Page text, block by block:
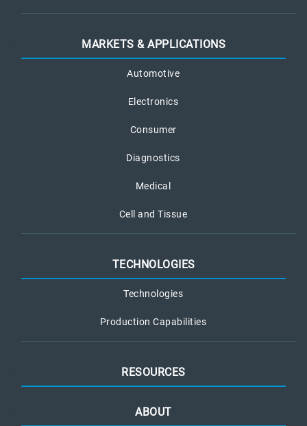
MARKETS & APPLICATIONS
Automotive
Electronics
Consumer
Diagnostics
Medical
Cell and Tissue
TECHNOLOGIES
Technologies
Production Capabilities
RESOURCES
ABOUT